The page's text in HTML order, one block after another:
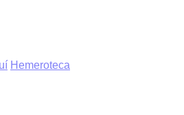
Hemeroteca